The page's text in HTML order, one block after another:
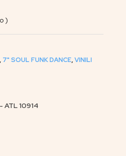
)
, 7" SOUL FUNK DANCE,VINILI
10914